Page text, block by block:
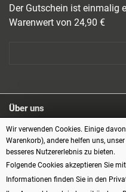
Der Gutschein ist einmalig
Warenwert von 24,90 €
Über uns
Service
Informationen
Wir verwenden Cookies. Einige
Warenkorb), andere helfen uns,
besseres Nutzererlebnis zu bieten.
Folgende Cookies akzeptieren Sie
Informationen finden Sie in den